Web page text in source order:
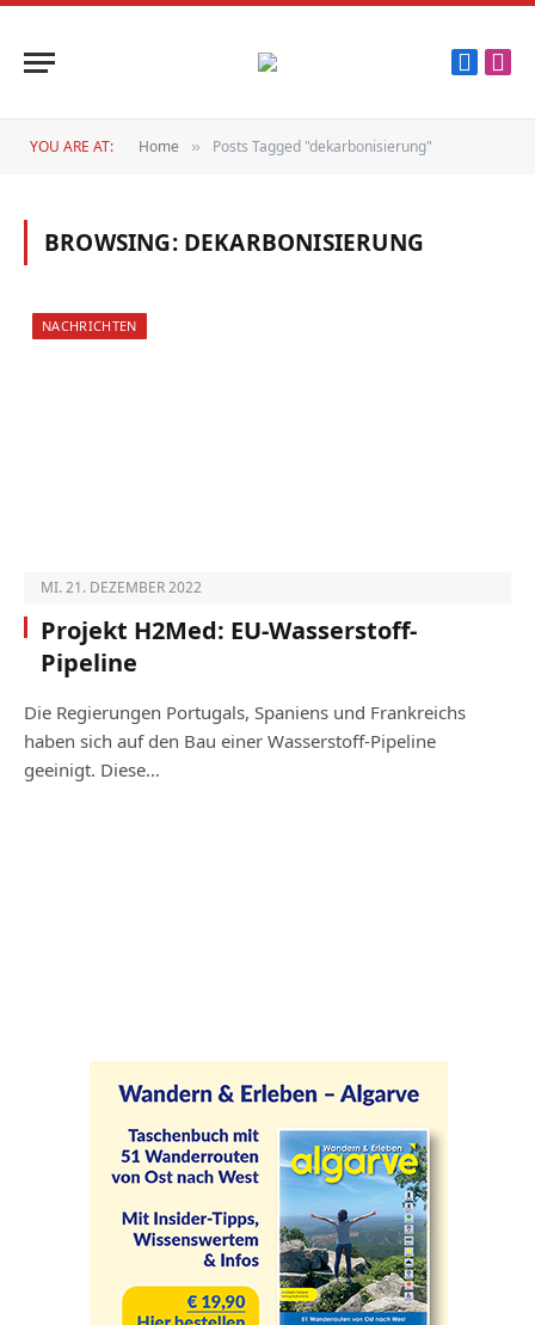
YOU ARE AT: Home » Posts Tagged "dekarbonisierung"
BROWSING: DEKARBONISIERUNG
NACHRICHTEN
MI. 21. DEZEMBER 2022
Projekt H2Med: EU-Wasserstoff-
Pipeline
Die Regierungen Portugals, Spaniens und Frankreichs
haben sich auf den Bau einer Wasserstoff-Pipeline
geeinigt. Diese…